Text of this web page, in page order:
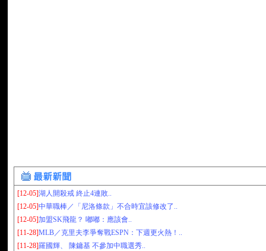
[12-05]湖人開殺戒 終止4連敗..
[12-05]中華職棒／「尼洛條款」不合時宜該修改了..
[12-05]加盟SK飛龍？ 嘟嘟：應該會..
[11-28]MLB／克里夫李爭奪戰ESPN：下週更火熱！..
[11-28]羅國輝、 陳鏞基 不參加中職選秀..